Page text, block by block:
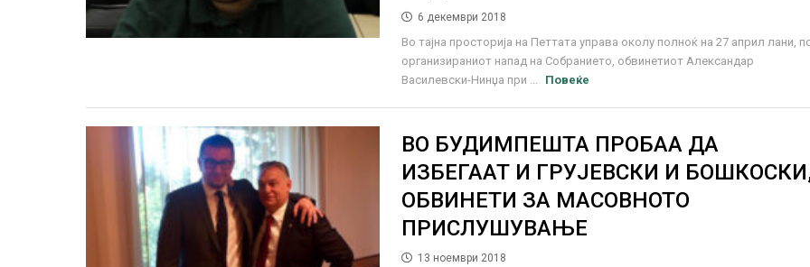
6 декември 2018
Во тајна просторија на Петтата управа околу полноќ на 27 април лани,
организираниот напад на Собранието, обвинетиот Александар
Василевски-Нинџа при ...
Повеќе
ВО БУДИМПЕШТА ПРОБАА ДА
ИЗБЕГААТ И ГРУЈЕВСКИ И
ОБВИНЕТИ ЗА МАСОВНОТО
ПРИСЛУШУВАЊЕ
13 ноември 2018